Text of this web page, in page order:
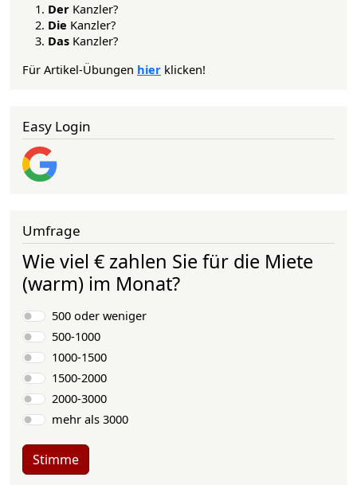
Der Kanzler?
Die Kanzler?
Das Kanzler?
Für Artikel-Übungen hier klicken!
Easy Login
Umfrage
Wie viel € zahlen Sie für die Miete
(warm) im Monat?
Auswahlmöglichkeiten
500 oder weniger
500-1000
1000-1500
1500-2000
2000-3000
mehr als 3000
Stimme